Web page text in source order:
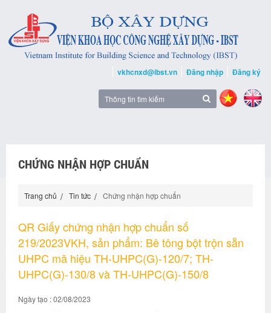
vkhcnxd@ibst.vn Đăng nhập Đăng ký
CHỨNG NHẬN HỢP CHUẨN
Trang chủ Tin tức Chứng nhận hợp chuẩn
QR Giấy chứng nhận hợp chuẩn số
219/2023VKH, sản phẩm: Bê tông bột trộn sẵn
UHPC mã hiệu TH-UHPC(G)-120/7; TH-
UHPC(G)-130/8 và TH-UHPC(G)-150/8
Ngày tạo : 02/08/2023